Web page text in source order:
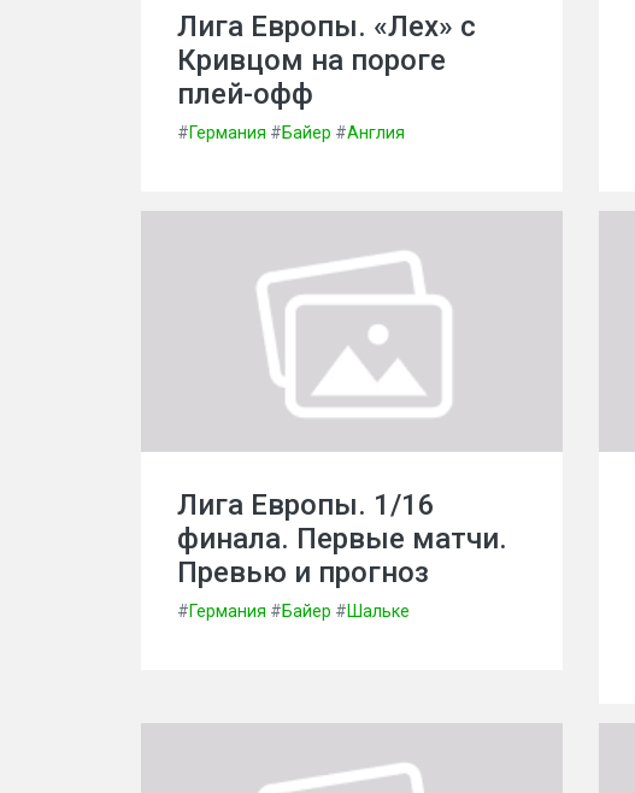
Лига Европы. «Лех» с
Кривцом на пороге
плей-офф
#Германия #Байер #Англия
Лига Европы. 1/16
финала. Первые матчи.
Превью и прогноз
#Германия #Байер #Шальке